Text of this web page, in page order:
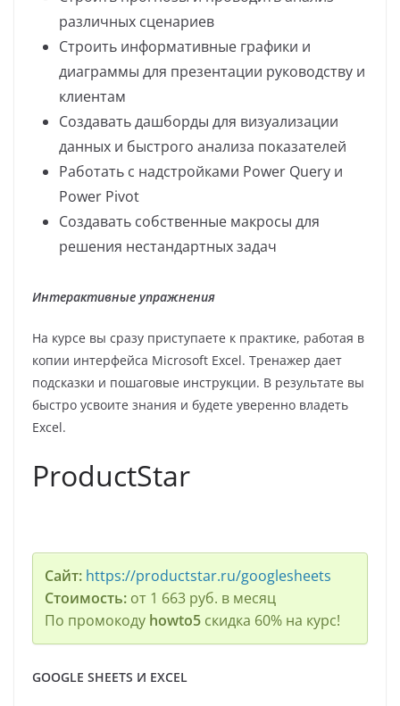
различных сценариев
Строить информативные графики и
диаграммы для презентации руководству и
клиентам
Создавать дашборды для визуализации
данных и быстрого анализа показателей
Работать с надстройками Power Query и
Power Pivot
Создавать собственные макросы для
решения нестандартных задач
Интерактивные упражнения
На курсе вы сразу приступаете к практике, работая в
копии интерфейса Microsoft Excel. Тренажер дает
подсказки и пошаговые инструкции. В результате вы
быстро усвоите знания и будете уверенно владеть
Excel.
ProductStar
Сайт: https://productstar.ru/googlesheets
Стоимость:от 1 663 руб. в месяц
По промокоду howto5скидка 60% на курс!
GOOGLE SHEETS И EXСEL